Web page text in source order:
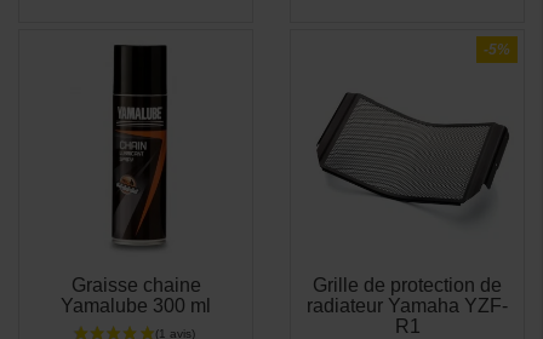
Graisse chaine
Yamalube 300 ml
-5%
Grille de protection de
radiateur Yamaha YZF-
R1
 APERÇU
RAPIDE
APERÇU
RAPIDE